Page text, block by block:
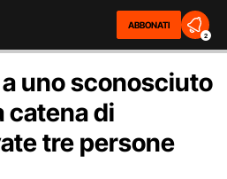
ABBONATI
2
uno sconosciuto
catena di
tre persone